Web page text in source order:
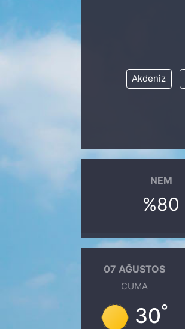
Akdeniz
NEM
%80
07 AĞUSTOS
CUMA
30°